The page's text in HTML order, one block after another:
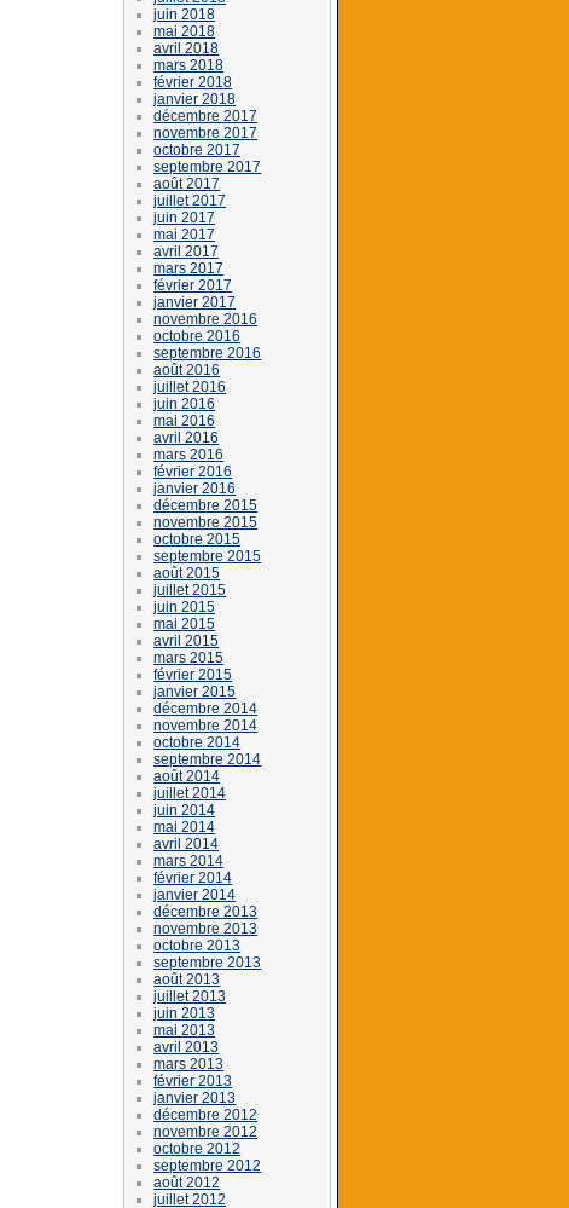
juin 2018
mai 2018
avril 2018
mars 2018
février 2018
janvier 2018
décembre 2017
novembre 2017
octobre 2017
septembre 2017
août 2017
juillet 2017
juin 2017
mai 2017
avril 2017
mars 2017
février 2017
janvier 2017
novembre 2016
octobre 2016
septembre 2016
août 2016
juillet 2016
juin 2016
mai 2016
avril 2016
mars 2016
février 2016
janvier 2016
décembre 2015
novembre 2015
octobre 2015
septembre 2015
août 2015
juillet 2015
juin 2015
mai 2015
avril 2015
mars 2015
février 2015
janvier 2015
décembre 2014
novembre 2014
octobre 2014
septembre 2014
août 2014
juillet 2014
juin 2014
mai 2014
avril 2014
mars 2014
février 2014
janvier 2014
décembre 2013
novembre 2013
octobre 2013
septembre 2013
août 2013
juillet 2013
juin 2013
mai 2013
avril 2013
mars 2013
février 2013
janvier 2013
décembre 2012
novembre 2012
octobre 2012
septembre 2012
août 2012
juillet 2012